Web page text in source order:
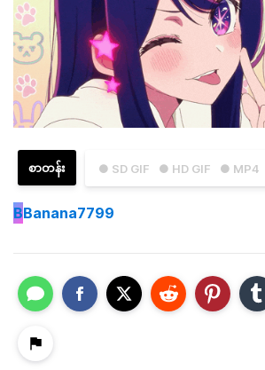
● SD GIF ● HD GIF ● MP4
စာတန်း
BBanana7799